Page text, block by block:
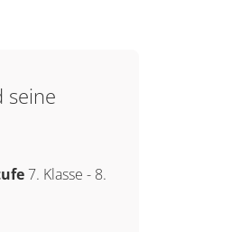
seine
7. Klasse - 8.